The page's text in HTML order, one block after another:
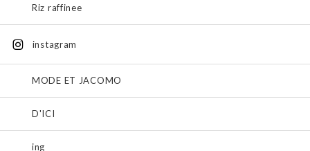
Riz raffinee
instagram
MODE ET JACOMO
D'ICI
ing